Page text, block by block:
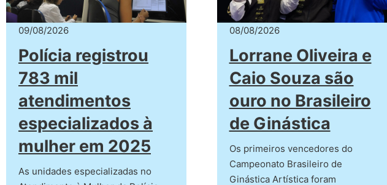
09/08/2026
Polícia registrou
783 mil
atendimentos
especializados à
mulher em 2025
As unidades especializadas no
08/08/2026
Lorrane Oliveira e
Caio Souza são
ouro no Brasileiro
de Ginástica
Os primeiros vencedores do
Campeonato Brasileiro de
Ginástica Artística foram